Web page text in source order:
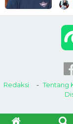
Redaksi Tentang